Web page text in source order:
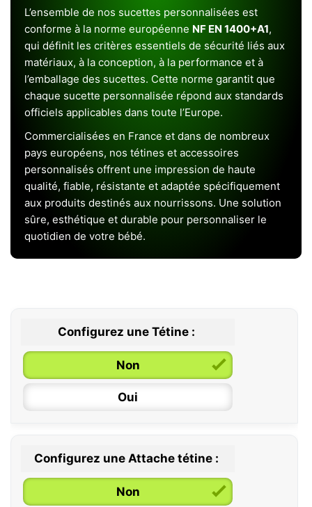
L’ensemble de nos sucettes personnalisées est
conforme à la norme européenne NF EN 1400+A1,
qui définit les critères essentiels de sécurité liés aux
matériaux, à la conception, à la performance et à
l’emballage des sucettes. Cette norme garantit que
chaque sucette personnalisée répond aux standards
officiels applicables dans toute l’Europe.
Commercialisées en France et dans de nombreux
pays européens, nos tétines et accessoires
personnalisés offrent une impression de haute
qualité, fiable, résistante et adaptée spécifiquement
aux produits destinés aux nourrissons. Une solution
sûre, esthétique et durable pour personnaliser le
quotidien de votre bébé.
Configurez une Tétine :
Non
Oui
0 / 6 mois
6 / 36 mois
Configurez une Attache tétine :
Non